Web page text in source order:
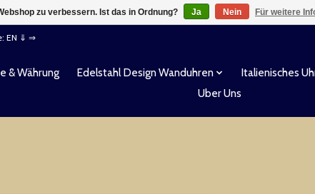
EN ⇓ ⇒
& Währung Edelstahl Design Wanduhren Italienisches
Uber Uns
zu verbessern. Ist das in Ordnung? Ja Nein Für weitere